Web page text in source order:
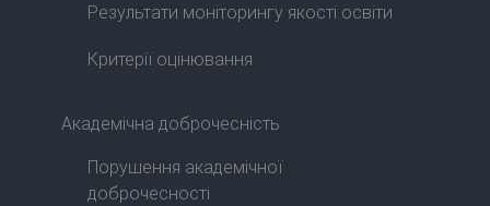
Результати моніторингу якості освіти
Критерії оцінювання
Академічна доброчесність
Порушення академічної
доброчесності